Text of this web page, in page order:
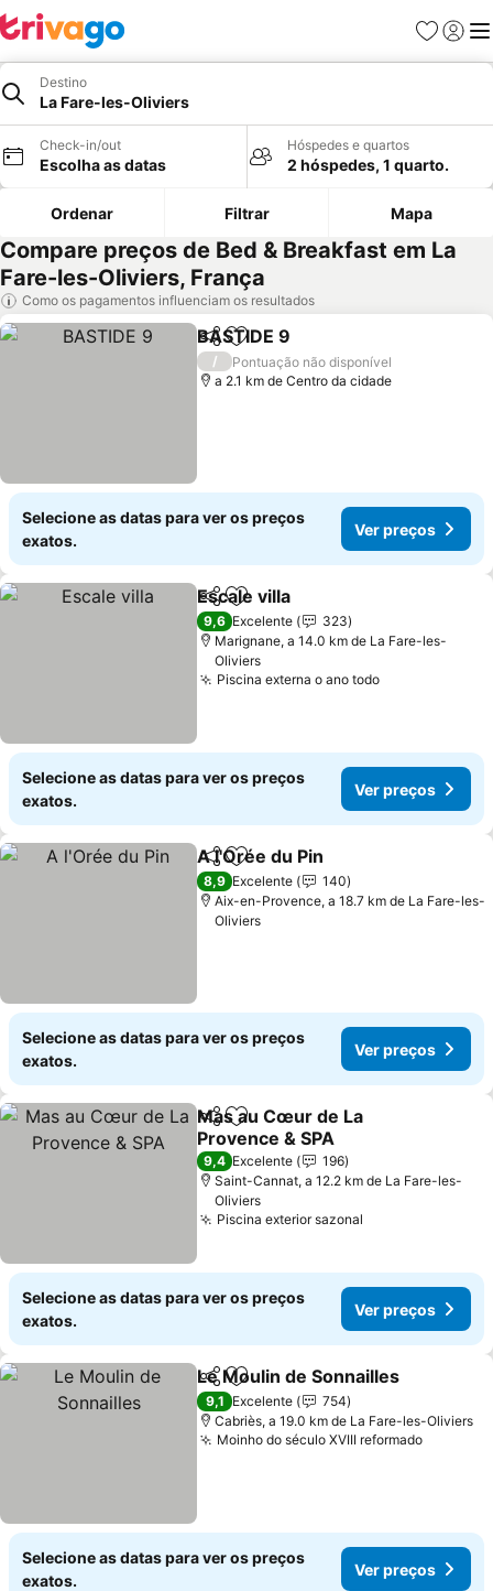
Favoritos
Iniciar
Destino
La Fare-les-Oliviers
Check-in/out
Escolha as datas
Hóspedes e quartos
2 hóspedes, 1 quarto.
Ordenar Filtrar Mapa
Compare preços de Bed & Breakfast em La
Fare-les-Oliviers, França
Como os pagamentos influenciam os resultados
PartilharAdicionar aos favoritos
BASTIDE 9
/
Pontuação não disponível
a 2.1 km de Centro da cidade
Selecione as datas para ver os preços
exatos.
Ver preços
PartilharAdicionar aos favoritos
Escale villa
9,6 Excelente
323
Marignane, a 14.0 km de La Fare-les-
Oliviers
Piscina externa o ano todoVer preços
Selecione as datas para ver os preços
exatos.
Ver preços
PartilharAdicionar aos favoritos
A l'Orée du Pin
8,9 Excelente
140
Aix-en-Provence, a 18.7 km de La Fare-les-
Oliviers
Selecione as datas para ver os preços
exatos.
Ver preços
PartilharAdicionar aos favoritos
Mas au Cœur de La
Provence & SPA
Ver preços
9,4 Excelente
196
Saint-Cannat, a 12.2 km de La Fare-les-
Oliviers
Piscina exterior sazonal
Selecione as datas para ver os preços
exatos.
Ver preços
PartilharAdicionar aos favoritos
Le Moulin de Sonnailles
9,1 Excelente
754
Cabriès, a 19.0 km de La Fare-les-Oliviers
Moinho do século XVIII reformadoVer
Selecione as datas para ver os preços
exatos.
Ver preços